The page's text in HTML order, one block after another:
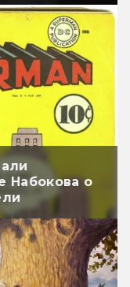
Набокова о